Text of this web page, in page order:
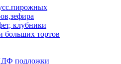
клубники
больших тортов
подложки